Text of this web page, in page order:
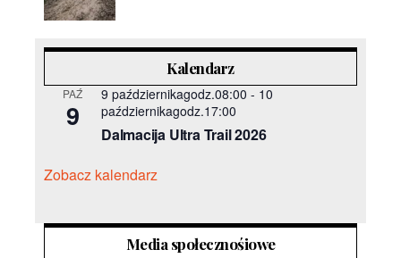
Kalendarz
PAŹ
9
9 październikagodz.08:00 - 10
październikagodz.17:00
Dalmacija Ultra Trail 2026
Zobacz kalendarz
Media społecznośiowe